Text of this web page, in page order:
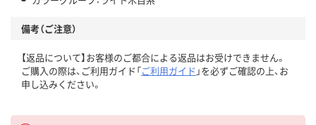
備考（ご注意）
【返品について】お客様のご都合による返品はお受けできません。
ご購入の際は、ご利用ガイド「ご利用ガイド 」を必ずご確認の上、お
申し込みください。